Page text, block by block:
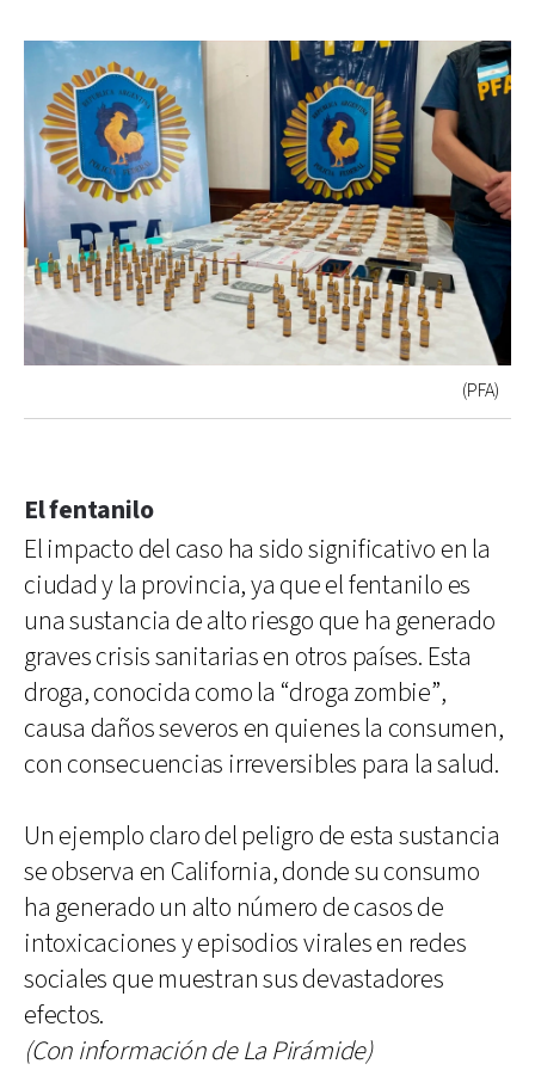
(PFA)
El fentanilo
El impacto del caso ha sido significativo en la
ciudad y la provincia, ya que el fentanilo es
una sustancia de alto riesgo que ha generado
graves crisis sanitarias en otros países. Esta
droga, conocida como la “droga zombie”,
causa daños severos en quienes la consumen,
con consecuencias irreversibles para la salud.
Un ejemplo claro del peligro de esta sustancia
se observa en California, donde su consumo
ha generado un alto número de casos de
intoxicaciones y episodios virales en redes
sociales que muestran sus devastadores
efectos.
(Con información de La Pirámide)